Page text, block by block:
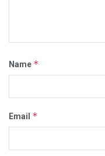
Name *
Email *